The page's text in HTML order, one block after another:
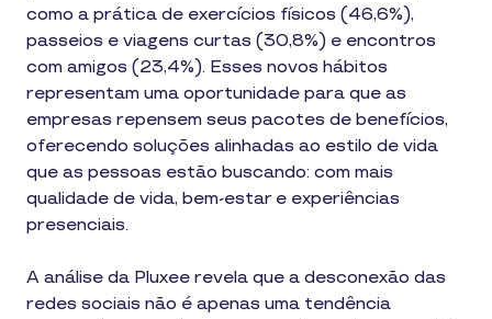
como a prática de exercícios físicos (46,6%),
passeios e viagens curtas (30,8%) e encontros
com amigos (23,4%). Esses novos hábitos
representam uma oportunidade para que as
empresas repensem seus pacotes de benefícios,
oferecendo soluções alinhadas ao estilo de vida
que as pessoas estão buscando: com mais
qualidade de vida, bem-estar e experiências
presenciais.
A análise da Pluxee revela que a desconexão das
redes sociais não é apenas uma tendência